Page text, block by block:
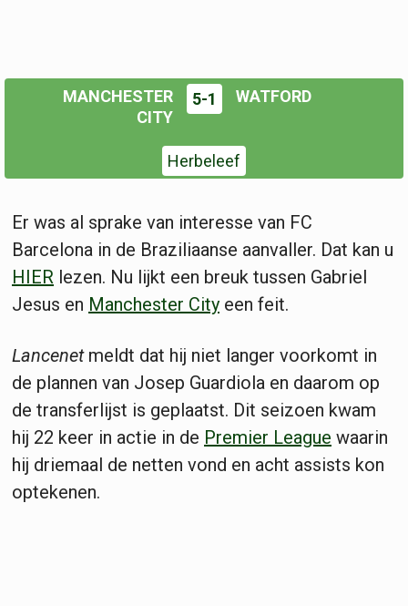
MANCHESTER
CITY
5-1 WATFORD
Herbeleef
Er was al sprake van interesse van FC
Barcelona in de Braziliaanse aanvaller. Dat kan u
HIER lezen. Nu lijkt een breuk tussen Gabriel
Jesus en Manchester City een feit.
Lancenet meldt dat hij niet langer voorkomt in
de plannen van Josep Guardiola en daarom op
de transferlijst is geplaatst. Dit seizoen kwam
hij 22 keer in actie in de Premier League waarin
hij driemaal de netten vond en acht assists kon
optekenen.